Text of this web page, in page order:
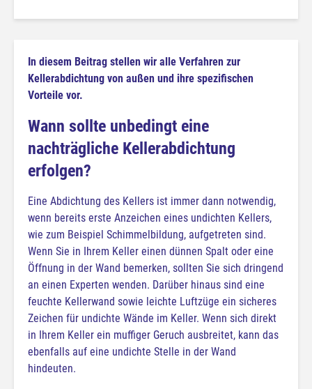
In diesem Beitrag stellen wir alle Verfahren zur
Kellerabdichtung von außen und ihre spezifischen
Vorteile vor.
Wann sollte unbedingt eine
nachträgliche Kellerabdichtung
erfolgen?
Eine Abdichtung des Kellers ist immer dann notwendig,
wenn bereits erste Anzeichen eines undichten Kellers,
wie zum Beispiel Schimmelbildung, aufgetreten sind.
Wenn Sie in Ihrem Keller einen dünnen Spalt oder eine
Öffnung in der Wand bemerken, sollten Sie sich dringend
an einen Experten wenden. Darüber hinaus sind eine
feuchte Kellerwand sowie leichte Luftzüge ein sicheres
Zeichen für undichte Wände im Keller. Wenn sich direkt
in Ihrem Keller ein muffiger Geruch ausbreitet, kann das
ebenfalls auf eine undichte Stelle in der Wand
hindeuten.